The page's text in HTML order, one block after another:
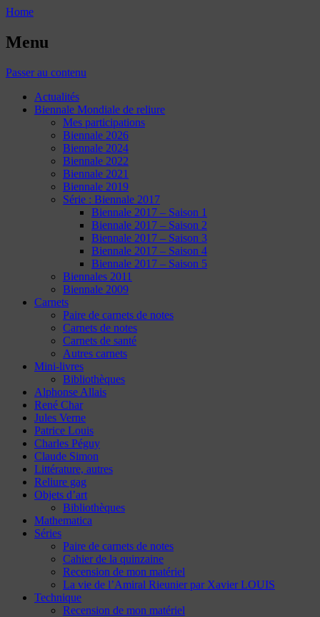
Home
Menu
Passer au contenu
Actualités
Biennale Mondiale de reliure
Mes participations
Biennale 2026
Biennale 2024
Biennale 2022
Biennale 2021
Biennale 2019
Série : Biennale 2017
Biennale 2017 – Saison 1
Biennale 2017 – Saison 2
Biennale 2017 – Saison 3
Biennale 2017 – Saison 4
Biennale 2017 – Saison 5
Biennales 2011
Biennale 2009
Carnets
Paire de carnets de notes
Carnets de notes
Carnets de santé
Autres carnets
Mini-livres
Bibliothèques
Alphonse Allais
René Char
Jules Verne
Patrice Louis
Charles Péguy
Claude Simon
Littérature, autres
Reliure gag
Objets d’art
Bibliothèques
Mathematica
Séries
Paire de carnets de notes
Cahier de la quinzaine
Recension de mon matériel
La vie de l’Amiral Rieunier par Xavier LOUIS
Technique
Recension de mon matériel